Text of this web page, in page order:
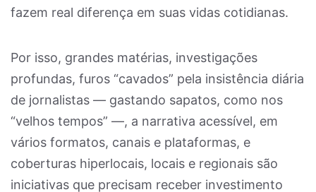
fazem real diferença em suas vidas cotidianas.
Por isso, grandes matérias, investigações
profundas, furos “cavados” pela insistência diária
de jornalistas — gastando sapatos, como nos
“velhos tempos” —, a narrativa acessível, em
vários formatos, canais e plataformas, e
coberturas hiperlocais, locais e regionais são
iniciativas que precisam receber investimento